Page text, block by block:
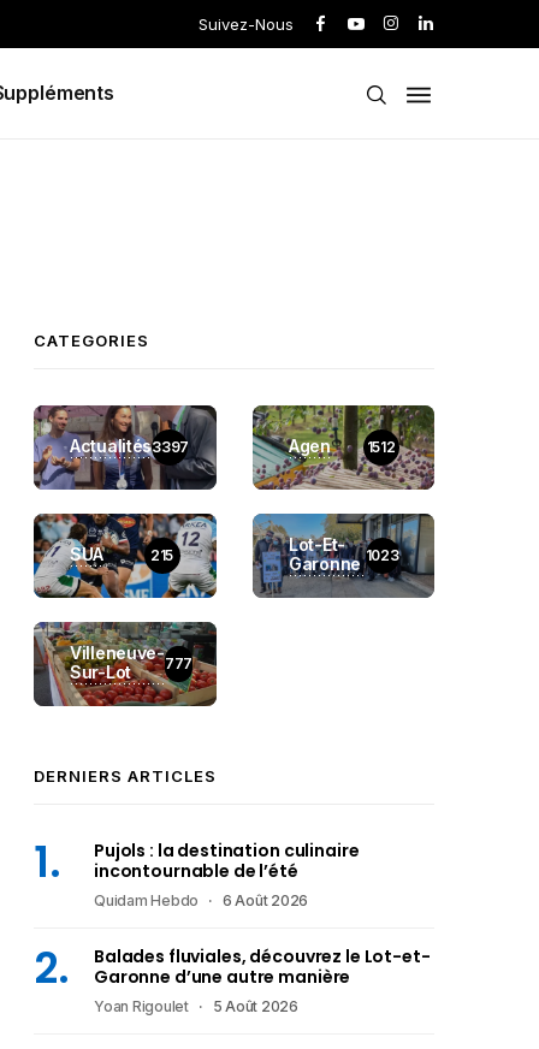
Suivez-Nous
CATEGORIES
Actualités3397 Agen 1512
SUA 215
Lot-Et-
Garonne 1023
Villeneuve-
Sur-Lot
777
DERNIERS ARTICLES
Pujols : la destination culinaire
incontournable de l’été
Quidam Hebdo 6 Août 2026
Balades fluviales, découvrez le Lot-et-
Garonne d’une autre manière
Yoan Rigoulet 5 Août 2026